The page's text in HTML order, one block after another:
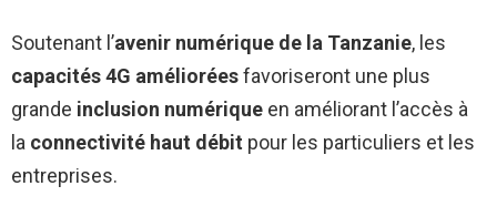
Soutenant l’avenir numérique de la Tanzanie, les
capacités 4G amélioréesfavoriseront une plus
grande inclusion numérique en améliorant l’accès à
la connectivité haut débit pour les particuliers et les
entreprises.